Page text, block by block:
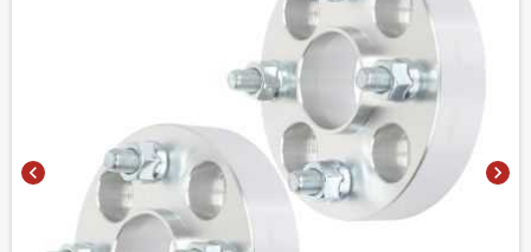
chevron_left chevron_right